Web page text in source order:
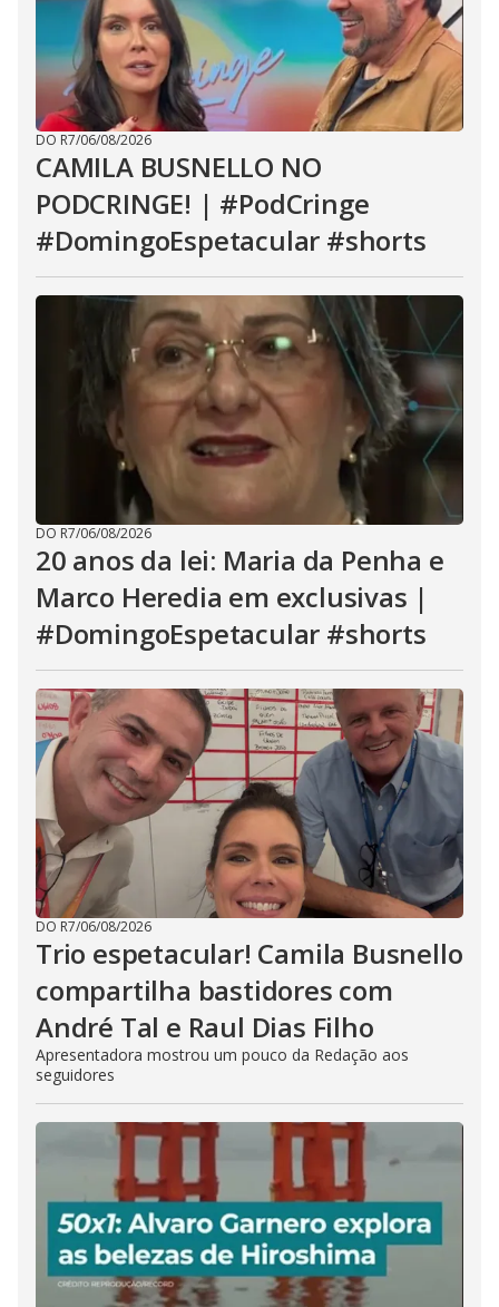
DO R7/06/08/2026
CAMILA BUSNELLO NO
PODCRINGE! | #PodCringe
#DomingoEspetacular #shorts
DO R7/06/08/2026
20 anos da lei: Maria da Penha e
Marco Heredia em exclusivas |
#DomingoEspetacular #shorts
DO R7/06/08/2026
Trio espetacular! Camila Busnello
compartilha bastidores com
André Tal e Raul Dias Filho
Apresentadora mostrou um pouco da Redação aos
seguidores